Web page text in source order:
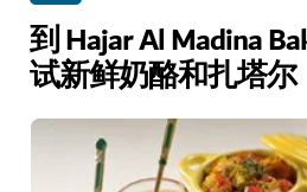
到 Hajar Al Madina
试新鲜奶酪和扎塔